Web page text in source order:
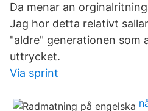
Da menar an
Jag hor detta relativt
"aldre" generationen som
uttrycket.
Via sprint